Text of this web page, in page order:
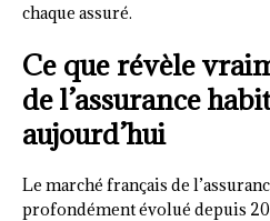
chaque assuré.
Ce que révèle
de l’assurance
aujourd’hui
Le marché français de
profondément évolué depuis